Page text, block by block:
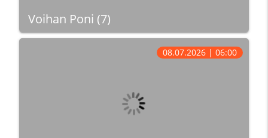
Voihan Poni (7)
08.07.2026 | 06:00